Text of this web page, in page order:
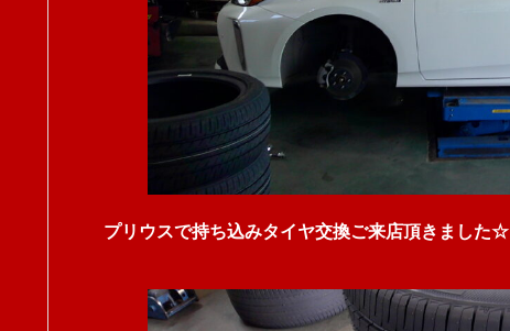
プリウスで持ち込みタイヤ交換ご来店頂きました☆